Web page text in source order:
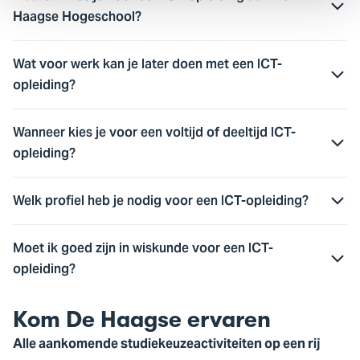
Haagse Hogeschool?
Wat voor werk kan je later doen met een ICT-
opleiding?
Wanneer kies je voor een voltijd of deeltijd ICT-
opleiding?
Welk profiel heb je nodig voor een ICT-opleiding?
Moet ik goed zijn in wiskunde voor een ICT-
opleiding?
Kom De Haagse ervaren
Alle aankomende studiekeuzeactiviteiten op een rij